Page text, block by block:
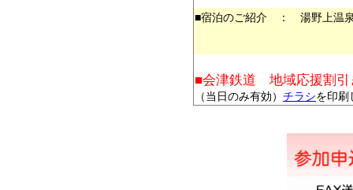
■宿泊のご紹介 ： 湯野上温
■会津鉄道 地域応援割
（当日のみ有効） チラシを印刷